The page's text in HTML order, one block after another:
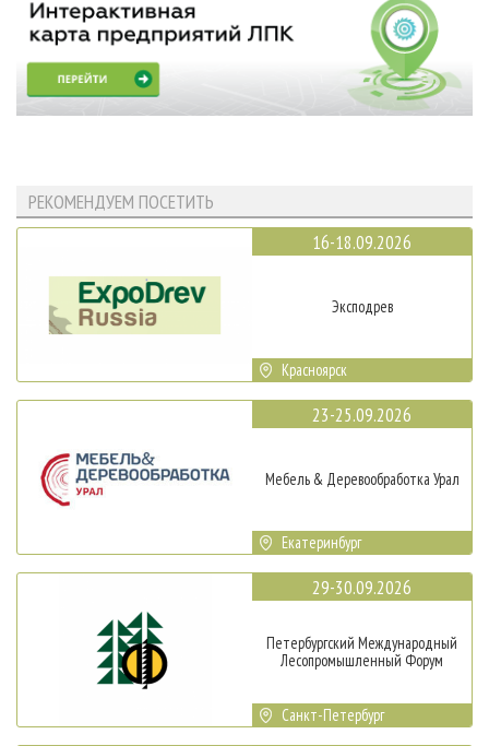
РЕКОМЕНДУЕМ ПОСЕТИТЬ
16-18.09.2026
Эксподрев
Красноярск
23-25.09.2026
Мебель & Деревообработка Урал
Екатеринбург
29-30.09.2026
Петербургский Международный
Лесопромышленный Форум
Санкт-Петербург